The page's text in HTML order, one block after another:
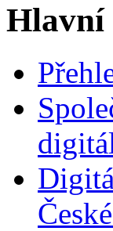
Hlavní